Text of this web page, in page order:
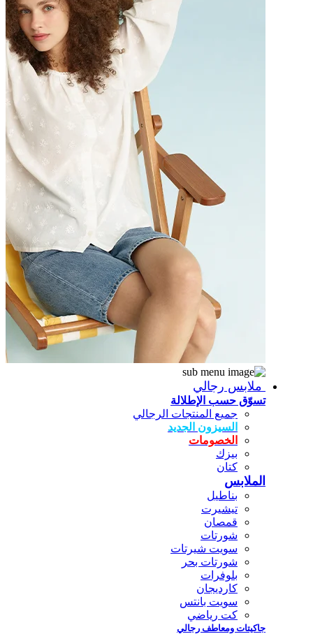
ملابس رجالي
تسوّق حسب الإطلالة
جميع المنتجات الرجالي
السيزون الجديد
الخصومات
بيزك
كتان
الملابس
بناطيل
تيشيرت
قمصان
شورتات
سويت شيرتات
شورتات بحر
بلوفرات
كارديجان
سويت بانتس
كت رياضي
جاكيتات ومعاطف رجالي